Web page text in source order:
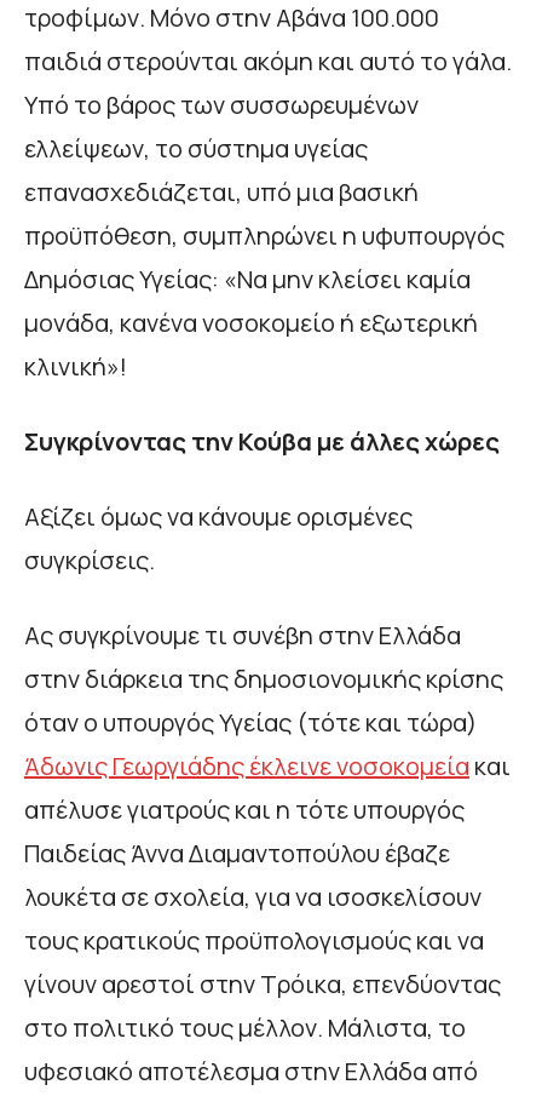
τροφίμων. Μόνο στην Αβάνα 100.000
παιδιά στερούνται ακόμη και αυτό το γάλα.
Υπό το βάρος των συσσωρευμένων
ελλείψεων, το σύστημα υγείας
επανασχεδιάζεται, υπό μια βασική
προϋπόθεση, συμπληρώνει η υφυπουργός
Δημόσιας Υγείας: «Να μην κλείσει καμία
μονάδα, κανένα νοσοκομείο ή εξωτερική
κλινική»!
Συγκρίνοντας την Κούβα με άλλες χώρες
Αξίζει όμως να κάνουμε ορισμένες
συγκρίσεις.
Ας συγκρίνουμε τι συνέβη στην Ελλάδα
στην διάρκεια της δημοσιονομικής κρίσης
όταν ο υπουργός Υγείας (τότε και τώρα)
Άδωνις Γεωργιάδης έκλεινε νοσοκομεία και
απέλυσε γιατρούς και η τότε υπουργός
Παιδείας Άννα Διαμαντοπούλου έβαζε
λουκέτα σε σχολεία, για να ισοσκελίσουν
τους κρατικούς προϋπολογισμούς και να
γίνουν αρεστοί στην Τρόικα, επενδύοντας
στο πολιτικό τους μέλλον. Μάλιστα, το
υφεσιακό αποτέλεσμα στην Ελλάδα από